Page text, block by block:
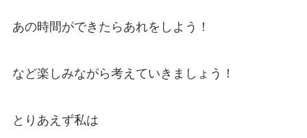
あの時間ができたらあれをしよう！
など楽しみながら考えていきましょう！
とりあえず私は